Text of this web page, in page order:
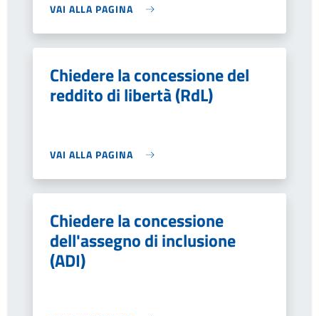
VAI ALLA PAGINA
Chiedere la concessione del
reddito di libertà (RdL)
VAI ALLA PAGINA
Chiedere la concessione
dell'assegno di inclusione
(ADI)